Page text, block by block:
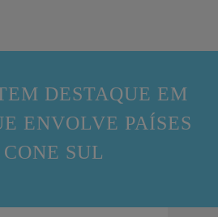
DESTAQUE EM
ENVOLVE PAÍSES
SUL